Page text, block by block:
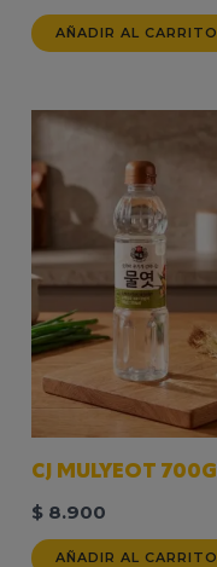
AÑADIR AL CARRITO
CJ MULYEOT 700G
$ 8.900
AÑADIR AL CARRITO